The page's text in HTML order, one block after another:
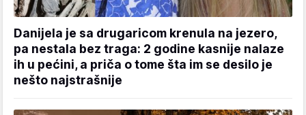
Danijela je sa drugaricom krenula na jezero,
pa nestala bez traga: 2 godine kasnije nalaze
ih u pećini, a priča o tome šta im se desilo je
nešto najstrašnije